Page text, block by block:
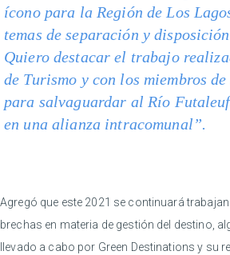
ícono para la Región de Los
temas de separación y
Quiero destacar el trabajo
de Turismo y con los miembros
para salvaguardar al Río
en una alianza intracomunal”.
Agregó que este 2021 se continuará
brechas en materia de gestión del destino,
llevado a cabo por Green Destinations y su